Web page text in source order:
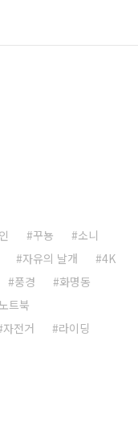
꾸뇽
소니
자유의 날개
4K
풍경
화명동
노트북
자전거
라이딩